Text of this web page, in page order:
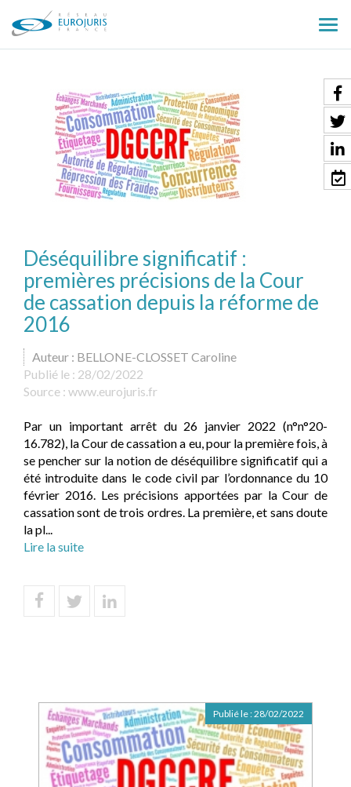
le
Déséquilibre significatif :
premières précisions de la Cour
de cassation depuis la réforme de
2016
Auteur : BELLONE-CLOSSET Caroline
Publié le : 28/02/2022
Source : www.eurojuris.fr
Par un important arrêt du 26 janvier 2022 (n°n°20-
16.782), la Cour de cassation a eu, pour la première fois, à
se pencher sur la notion de déséquilibre significatif qui a
été introduite dans le code civil par l’ordonnance du 10
février 2016. Les précisions apportées par la Cour de
cassation sont de trois ordres. La première, et sans doute
la pl...
Lire la suite
Publié le :28/02/2022